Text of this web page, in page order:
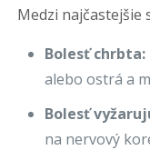
Medzi najčastejšie
Bolesť chrbta:
alebo ostrá a
Bolesť
na nervový